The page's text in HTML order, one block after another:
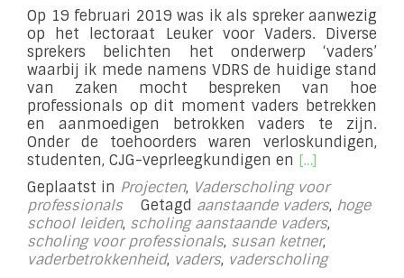
Op 19 februari 2019 was ik als spreker aanwezig
op het lectoraat Leuker voor Vaders. Diverse
sprekers belichten het onderwerp ‘vaders’
waarbij ik mede namens VDRS de huidige stand
van zaken mocht bespreken van hoe
professionals op dit moment vaders betrekken
en aanmoedigen betrokken vaders te zijn.
Onder de toehoorders waren verloskundigen,
studenten, CJG-veprleegkundigen en Lees
Hoge
School
Leiden
–
[…]
Geplaatst in Projecten, Vaderscholing voor
professionals
Getagd aanstaande vaders, hoge
school leiden, scholing aanstaande vaders,
scholing voor professionals, susan ketner,
vaderbetrokkenheid, vaders, vaderscholing